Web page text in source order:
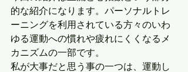
的な紹介になります。パーソナルトレ
ーニングを利用されている方々のいわ
ゆる運動への慣れや疲れにくくなるメ
カニズムの一部です。
私が大事だと思う事の一つは、運動し